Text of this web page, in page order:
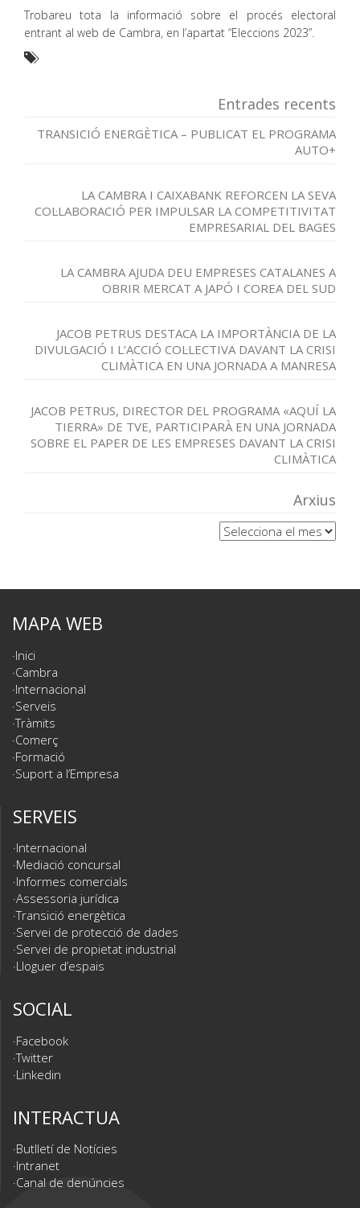
Trobareu tota la informació sobre el procés electoral
entrant al web de Cambra, en l’apartat “Eleccions 2023”.
Entrades recents
TRANSICIÓ ENERGÈTICA – PUBLICAT EL PROGRAMA
AUTO+
LA CAMBRA I CAIXABANK REFORCEN LA SEVA
COL·LABORACIÓ PER IMPULSAR LA COMPETITIVITAT
EMPRESARIAL DEL BAGES
LA CAMBRA AJUDA DEU EMPRESES CATALANES A
OBRIR MERCAT A JAPÓ I COREA DEL SUD
JACOB PETRUS DESTACA LA IMPORTÀNCIA DE LA
DIVULGACIÓ I L’ACCIÓ COL·LECTIVA DAVANT LA CRISI
CLIMÀTICA EN UNA JORNADA A MANRESA
JACOB PETRUS, DIRECTOR DEL PROGRAMA «AQUÍ LA
TIERRA» DE TVE, PARTICIPARÀ EN UNA JORNADA
SOBRE EL PAPER DE LES EMPRESES DAVANT LA CRISI
CLIMÀTICA
Arxius
Arxius
MAPA WEB
Inici
Cambra
Internacional
Serveis
Tràmits
Comerç
Formació
Suport a l’Empresa
SERVEIS
Internacional
Mediació concursal
Informes comercials
Assessoria jurídica
Transició energètica
Servei de protecció de dades
Servei de propietat industrial
Lloguer d’espais
SOCIAL
Facebook
Twitter
Linkedin
INTERACTUA
Butlletí de Notícies
Intranet
Canal de denúncies